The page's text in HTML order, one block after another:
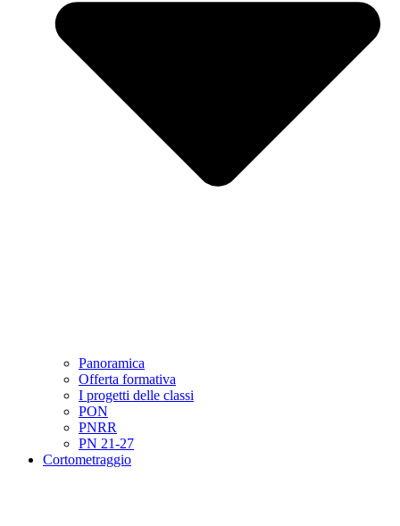
Panoramica
Offerta formativa
I progetti delle classi
PON
PNRR
PN 21-27
Cortometraggio